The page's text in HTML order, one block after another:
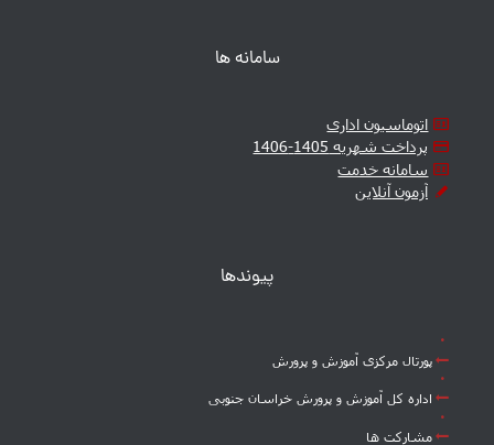
سامانه ها
اتوماسیون اداری
پرداخت شهریه 1405-1406
سامانه خدمت
آزمون آنلاین
پیوندها
پورتال مرکزی آموزش و پرورش
اداره کل آموزش و پرورش خراسان جنوبی
مشارکت ها